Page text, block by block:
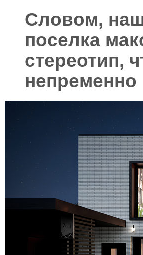
Словом,
поселка
стереотип,